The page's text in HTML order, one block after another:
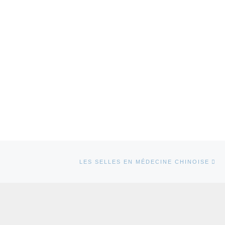
LES SELLES EN MÉDECINE CHINOISE